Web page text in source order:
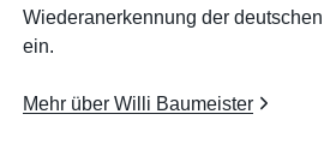
Wiederanerkennung der
ein.
Mehr über Willi Baumeister